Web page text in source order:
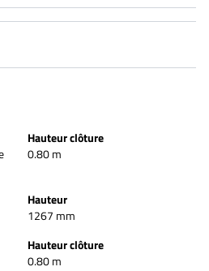
Hauteur clôture
0.80 m
Hauteur
1267 mm
Hauteur clôture
0.80 m